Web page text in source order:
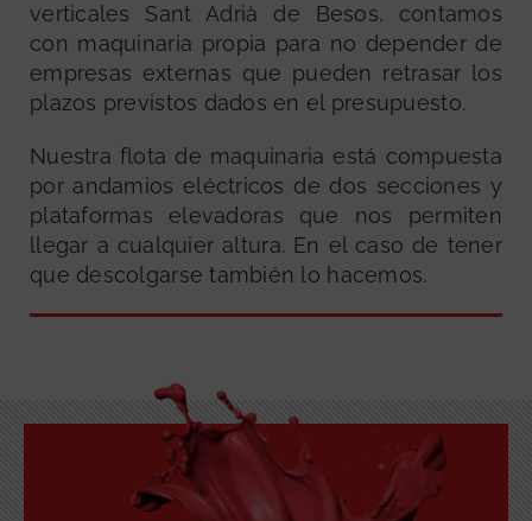
verticales Sant Adrià de Besos, contamos
con maquinaria propia para no depender de
empresas externas que pueden retrasar los
plazos previstos dados en el presupuesto.
Nuestra flota de maquinaria está compuesta
por andamios eléctricos de dos secciones y
plataformas elevadoras que nos permiten
llegar a cualquier altura. En el caso de tener
que descolgarse también lo hacemos.